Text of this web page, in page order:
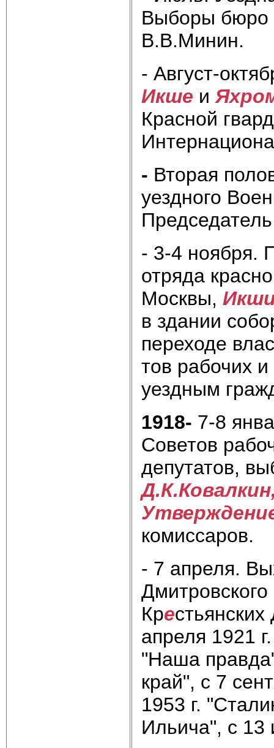
Выборы бюро
В.В.Минин.
- Август-
Икше и
Красной
- Вторая
уездного
- 3-4 ноября.
отряда
Москвы,
в здании
переходе
тов рабочих
уездным
1918- 7-8
Советов
депутатов,
Утверж
комиссаров.
- 7 апреля.
Кре
апреля 1921
"Наша
край", с 7
1953 г.
Ильича", с 13